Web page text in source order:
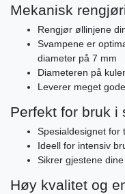
Mekanisk
Rengjør øllinjene
Svampene er
diameter på 7 mm
Diameteren på
Leverer meget
Perfekt for bruk i
Spesialdesignet for
Ideell for intensiv
Sikrer gjestene
Høy kvalitet og